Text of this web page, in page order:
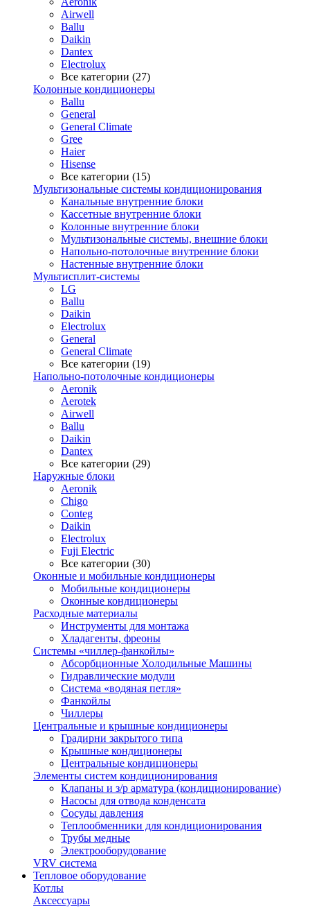
Airwell
Ballu
Daikin
Dantex
Electrolux
Все категории (27)
Колонные кондиционеры
Ballu
General
General Climate
Gree
Haier
Hisense
Все категории (15)
Мультизональные системы кондиционирования
Канальные внутренние блоки
Кассетные внутренние блоки
Колонные внутренние блоки
Мультизональные системы, внешние блоки
Напольно-потолочные внутренние блоки
Настенные внутренние блоки
Мультисплит-системы
LG
Ballu
Daikin
Electrolux
General
General Climate
Все категории (19)
Напольно-потолочные кондиционеры
Aeronik
Aerotek
Airwell
Ballu
Daikin
Dantex
Все категории (29)
Наружные блоки
Aeronik
Chigo
Conteg
Daikin
Electrolux
Fuji Electric
Все категории (30)
Оконные и мобильные кондиционеры
Мобильные кондиционеры
Оконные кондиционеры
Расходные материалы
Инструменты для монтажа
Хладагенты, фреоны
Системы «чиллер-фанкойлы»
Абсорбционные Холодильные Машины
Гидравлические модули
Система «водяная петля»
Фанкойлы
Чиллеры
Центральные и крышные кондиционеры
Градирни закрытого типа
Крышные кондиционеры
Центральные кондиционеры
Элементы систем кондиционирования
Клапаны и з/р арматура (кондиционирование)
Насосы для отвода конденсата
Сосуды давления
Теплообменники для кондиционирования
Трубы медные
Электрооборудование
VRV система
Тепловое оборудование
Котлы
Аксессуары